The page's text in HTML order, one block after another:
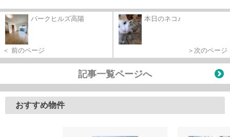
パークヒルズ高陽
＜ 前のページ
本日のネコ♪
＞次のページ
記事一覧ページへ
おすすめ物件